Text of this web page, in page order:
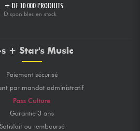
+ DE 10 000 PRODUITS
Disponibles en stock
+ Star's Music
Paiement sécurisé
par mandat administratif
Pass Culture
Garantie 3 ans
Satisfait ou remboursé